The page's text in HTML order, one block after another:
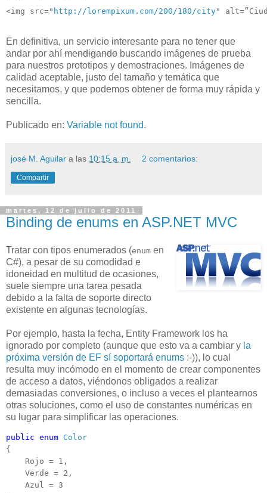
<img src=" http://lorempixum.com/200/180/city"
En definitiva, un servicio interesante para no tener que
andar por ahí mendigando buscando imágenes de prueba
para nuestros prototipos y demostraciones. Imágenes de
calidad aceptable, justo del tamaño y temática que
necesitamos, y que podemos obtener de forma muy rápida y
sencilla.
Publicado en: Variable not found.
josé M. Aguilar a las 10:15 a. m. 2 comentarios:
Compartir
martes, 12 de julio de 2011
Binding de enums en ASP.NET MVC
Tratar con tipos enumerados (enum en
C#), a pesar de su comodidad e
idoneidad en multitud de ocasiones,
suele siempre una tarea pesada
debido a la falta de soporte directo
existente en algunas tecnologías.
Por ejemplo, hasta la fecha, Entity Framework los ha
ignorado por completo (aunque que esto va a cambiar y la
próxima versión de EF sí soportará enums :-)), lo cual
resulta muy incómodo en el momento de crear componentes
de acceso a datos, viéndonos obligados a realizar
demasiadas conversiones, o incluso a veces el plantearnos
otras soluciones, como el uso de constantes numéricas en
su lugar para simplificar las operaciones.
public enum Color
{
    Rojo = 1,
    Verde = 2,
    Azul = 3